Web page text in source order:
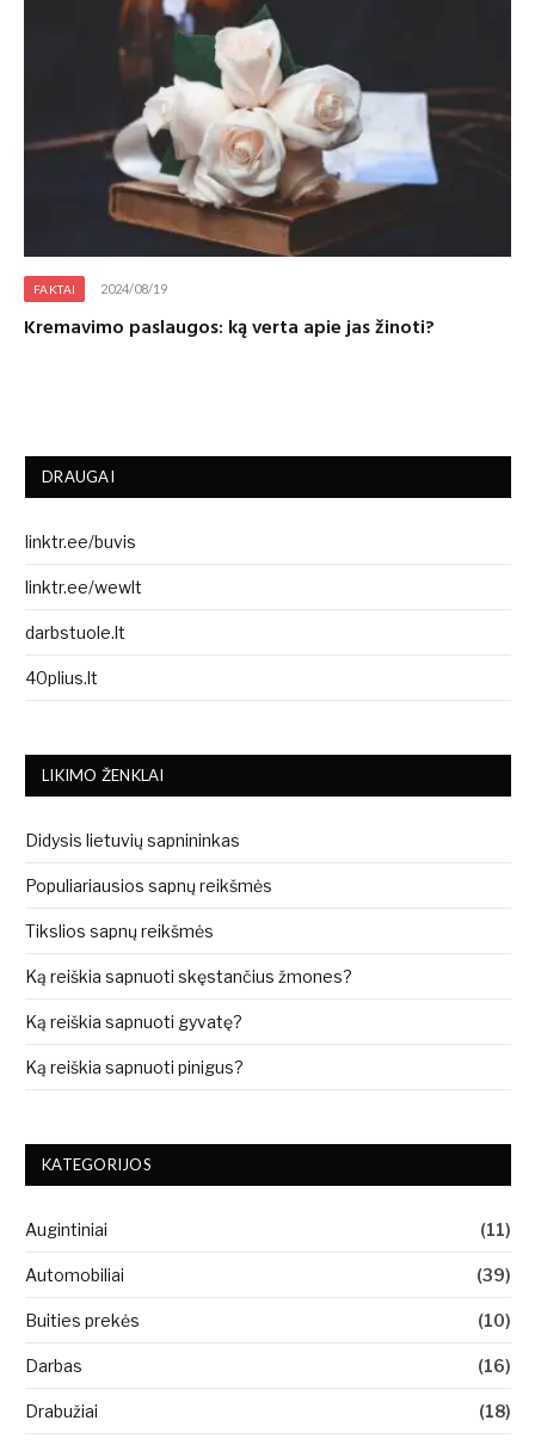
FAKTAI 2024/08/19
Kremavimo paslaugos: ką verta apie jas žinoti?
DRAUGAI
linktr.ee/buvis
linktr.ee/wewlt
darbstuole.lt
40plius.lt
LIKIMO ŽENKLAI
Didysis lietuvių sapnininkas
Populiariausios sapnų reikšmės
Tikslios sapnų reikšmės
Ką reiškia sapnuoti skęstančius žmones?
Ką reiškia sapnuoti gyvatę?
Ką reiškia sapnuoti pinigus?
KATEGORIJOS
Augintiniai (11)
Automobiliai (39)
Buities prekės (10)
Darbas (16)
Drabužiai (18)